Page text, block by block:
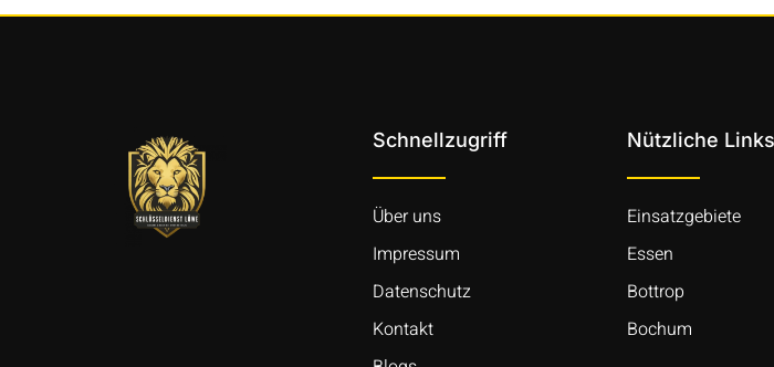
Schnellzugriff
Über uns
Impressum
Datenschutz
Kontakt
Nützliche Links
Einsatzgebiete
Essen
Bottrop
Bochum